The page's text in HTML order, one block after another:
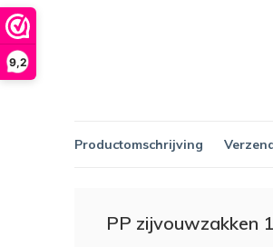
9,2
Productomschrijving
PP zijvouwzakken